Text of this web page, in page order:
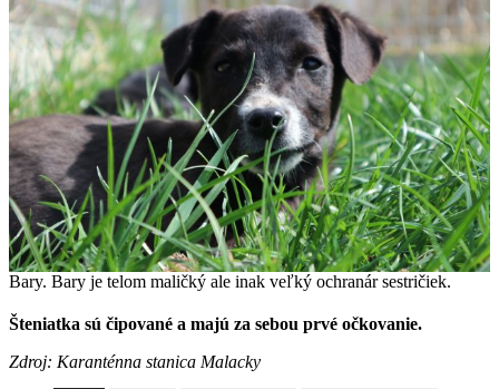
Bary. Bary je telom maličký ale inak veľký ochranár sestričiek.
Šteniatka sú čipované a majú za sebou prvé očkovanie.
Zdroj: Karanténna stanica Malacky